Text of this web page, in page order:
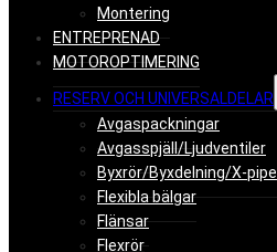
Montering
ENTREPRENAD
MOTOROPTIMERING
RESERV OCH UNIVERSALDELAR
Avgaspackningar
Avgasspjäll/Ljudventiler
Byxrör/Byxdelning/X-pipe
Flexibla bälgar
Flänsar
Flexrör